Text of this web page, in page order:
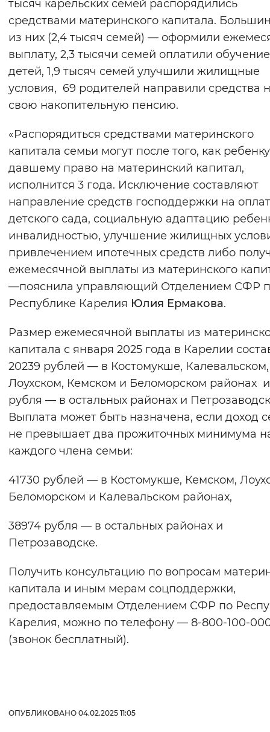
тысяч карельских семей распорядились
средствами материнского капитала.
из них (2,4 тысяч семей) — оформили
выплату, 2,3 тысячи семей оплатили обучение
детей, 1,9 тысяч семей улучшили жилищные
условия, 69 родителей направили средства
свою накопительную пенсию.
«Распорядиться средствами материнского
капитала семьи могут после того, как
давшему право на материнский капитал,
исполнится 3 года. Исключение составляют
направление средств господдержки на
детского сада, социальную адаптацию
инвалидностью, улучшение жилищных
привлечением ипотечных средств либо
ежемесячной выплаты из материнского
—пояснила управляющий Отделением СФР
Республике Карелия Юлия Ермакова.
Размер ежемесячной выплаты из
капитала с января 2025 года в Карелии
20239 рублей — в Костомукше, Калевальском,
Лоухском, Кемском и Беломорском районах и
рубля — в остальных районах и
Выплата может быть назначена, если доход
не превышает два прожиточных минимума
каждого члена семьи:
41730 рублей — в Костомукше, Кемском,
Беломорском и Калевальском районах,
38974 рубля — в остальных районах и
Петрозаводске.
Получить консультацию по вопросам
капитала и иным мерам соцподдержки,
предоставляемым Отделением СФР по
Карелия, можно по телефону — 8-800-100-
(звонок бесплатный).
ОПУБЛИКОВАНО 04.02.2025 11:05